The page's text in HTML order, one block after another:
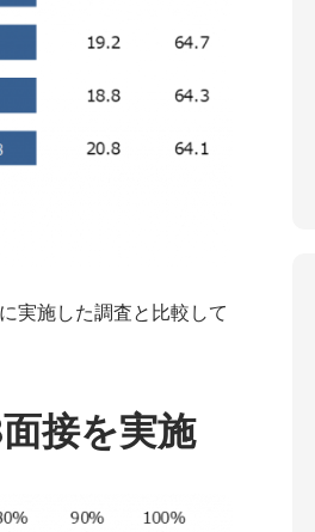
実施した調査と比較して
接を実施